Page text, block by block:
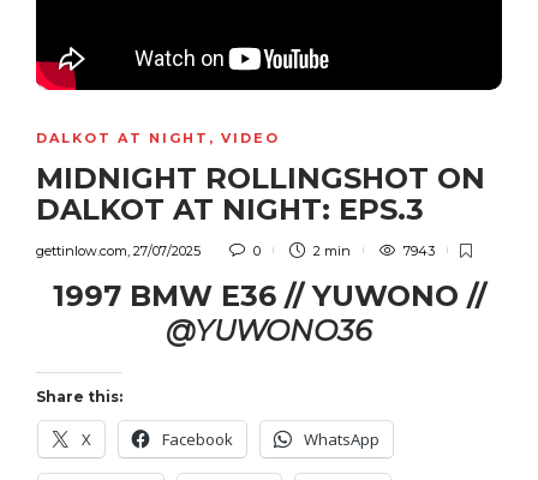
DALKOT AT NIGHT , VIDEO
MIDNIGHT ROLLINGSHOT ON
DALKOT AT NIGHT: EPS.3
gettinlow.com, 27/07/2025 0 2 min 7943
1997 BMW E36 // YUWONO //
@YUWONO36
Share this:
X Facebook WhatsApp